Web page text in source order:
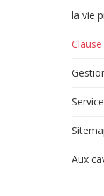
la vie
Aux